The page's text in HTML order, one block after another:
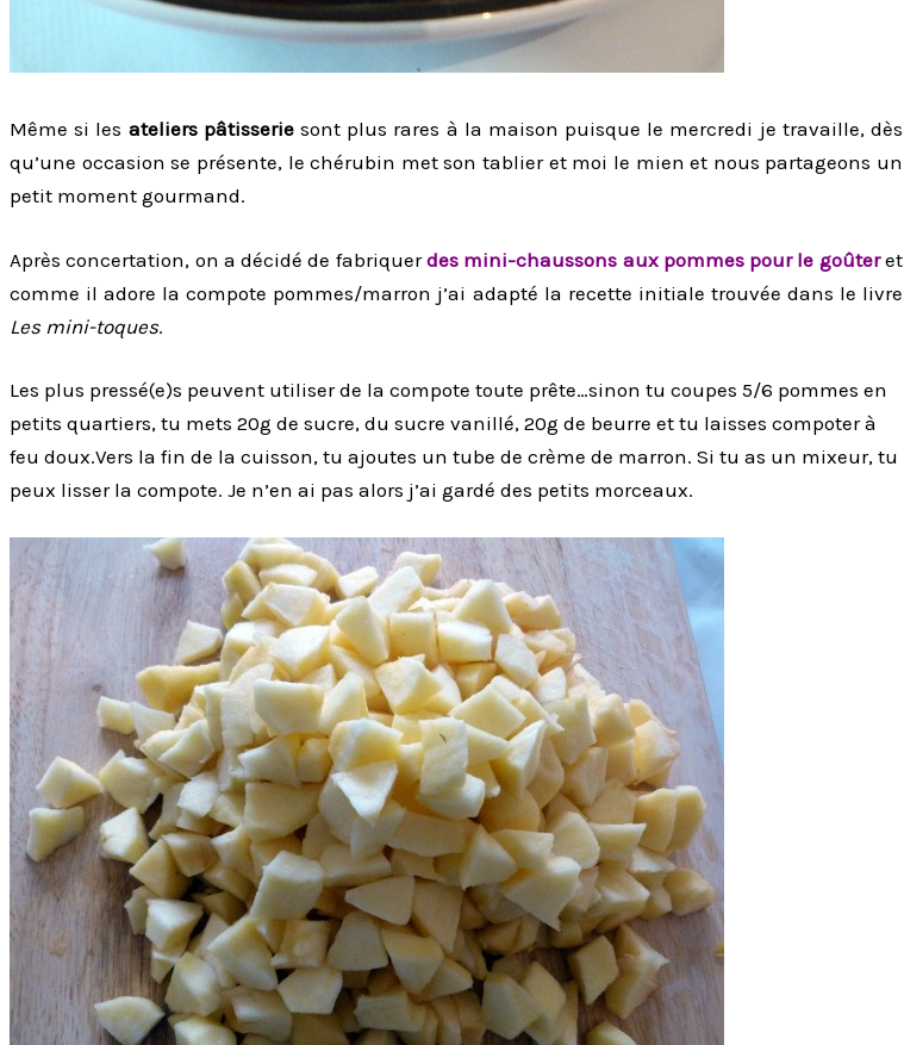
Même si les ateliers pâtisseriesont plus rares à la maison puisque le mercredi je travaille, dès
qu’une occasion se présente, le chérubin met son tablier et moi le mien et nous partageons un
petit moment gourmand.
Après concertation, on a décidé de fabriquerdes mini-chaussons aux pommes pour le goûteret
comme il adore la compote pommes/marron j’ai adapté la recette initiale trouvée dans le livre
Les mini-toques.
Les plus pressé(e)s peuvent utiliser de la compote toute prête…sinon tu coupes 5/6 pommes en
petits quartiers, tu mets 20g de sucre, du sucre vanillé, 20g de beurre et tu laisses compoter à
feu doux.Vers la fin de la cuisson, tu ajoutes un tube de crème de marron. Si tu as un mixeur, tu
peux lisser la compote. Je n’en ai pas alors j’ai gardé des petits morceaux.